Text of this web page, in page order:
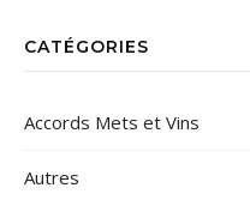
CATÉGORIES
Accords Mets et Vins
Autres